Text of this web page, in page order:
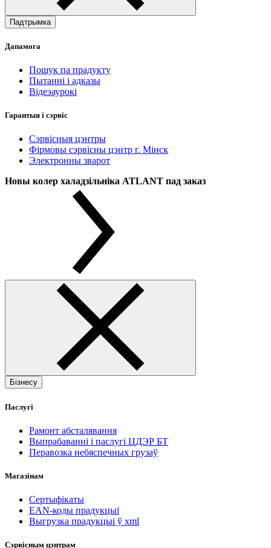
Падтрымка
Дапамога
Пошук па прадукту
Пытанні і адказы
Відеэаурокі
Гарантыя і сэрвіс
Сэрвісныя цэнтры
Фірмовы сэрвісны цэнтр г. Мінск
Электронны зварот
Новы колер халадзільніка ATLANT пад заказ
Бізнесу
Паслугі
Рамонт абсталявання
Выпрабаванні і паслугі ЦДЭР БТ
Перавозка небяспечных грузаў
Магазінам
Сертыфікаты
EAN-коды прадукцыі
Выгрузка прадукцыі ў xml
Сэрвісным цэнтрам